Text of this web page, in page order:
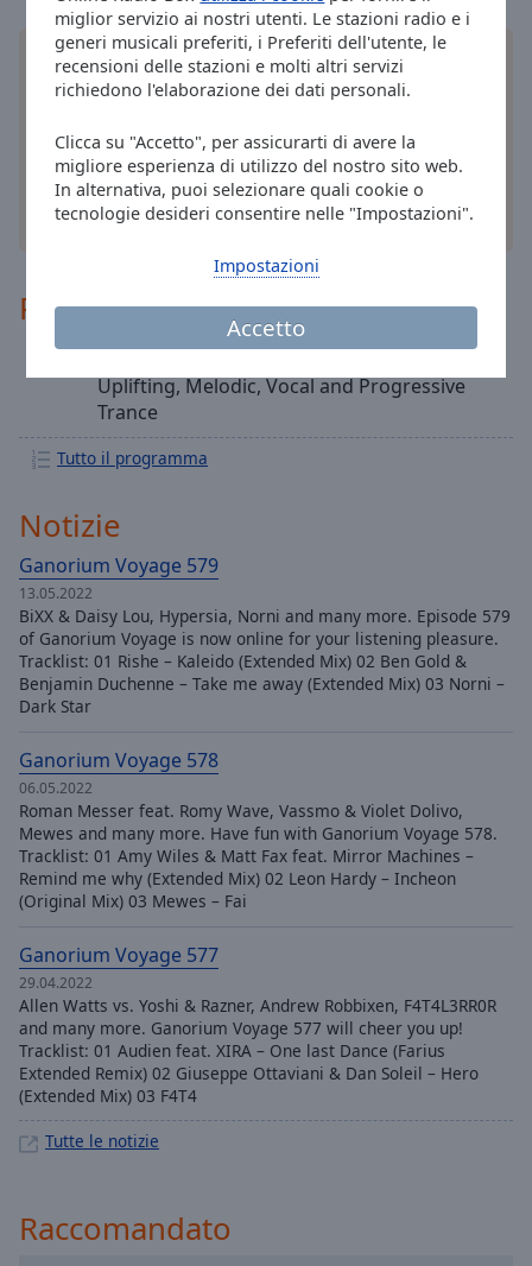
miglior servizio ai nostri utenti. Le stazioni radio e i
generi musicali preferiti, i Preferiti dell'utente, le
recensioni delle stazioni e molti altri servizi
richiedono l'elaborazione dei dati personali.
Clicca su "Accetto", per assicurarti di avere la
migliore esperienza di utilizzo del nostro sito web.
In alternativa, puoi selezionare quali cookie o
tecnologie desideri consentire nelle "Impostazioni".
Accetto
Impostazioni
window.
Installal'applicazionegratuita Online Radio Box
per il tuo smartphone e ascolta le tue stazioni
altre opzioni
Programma
Uplifting, Melodic, Vocal and Progressive
Trance
Tutto il programma
Notizie
Ganorium Voyage 579
13.05.2022
BiXX & Daisy Lou, Hypersia, Norni and many more. Episode 579
of Ganorium Voyage is now online for your listening pleasure.
Tracklist: 01 Rishe – Kaleido (Extended Mix) 02 Ben Gold &
Benjamin Duchenne – Take me away (Extended Mix) 03 Norni –
Dark Star
Ganorium Voyage 578
06.05.2022
Roman Messer feat. Romy Wave, Vassmo & Violet Dolivo,
Mewes and many more. Have fun with Ganorium Voyage 578.
Tracklist: 01 Amy Wiles & Matt Fax feat. Mirror Machines –
Remind me why (Extended Mix) 02 Leon Hardy – Incheon
(Original Mix) 03 Mewes – Fai
Ganorium Voyage 577
29.04.2022
Allen Watts vs. Yoshi & Razner, Andrew Robbixen, F4T4L3RR0R
and many more. Ganorium Voyage 577 will cheer you up!
Tracklist: 01 Audien feat. XIRA – One last Dance (Farius
Extended Remix) 02 Giuseppe Ottaviani & Dan Soleil – Hero
(Extended Mix) 03 F4T4
Tutte le notizie
Raccomandato